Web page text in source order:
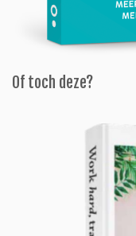
Of toch deze?